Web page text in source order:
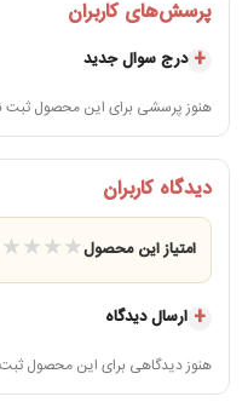
خصوصاً برای کسانی که به دنبال
هستند. این دستگاه با قابلیت‌های
بی‌دردسر می‌کند.
اویل تک عرضه کننده انواع
جهت استفاده از فرصت مشاوره رایگان
02122220280
پرسش‌های کاربران
درج سوال جدید
هنوز پرسشی برای این محصول
دیدگاه کاربران
امتیاز این محصول ★★★★
ارسال دیدگاه
هنوز دیدگاهی برای این محصول